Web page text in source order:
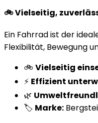
🚲 Vielseitig,
Ein Fahrrad ist der
Flexibilität, Bewegung
🚲 Vielseitig
⚡ Effizient
🌿
🏷️ Marke: